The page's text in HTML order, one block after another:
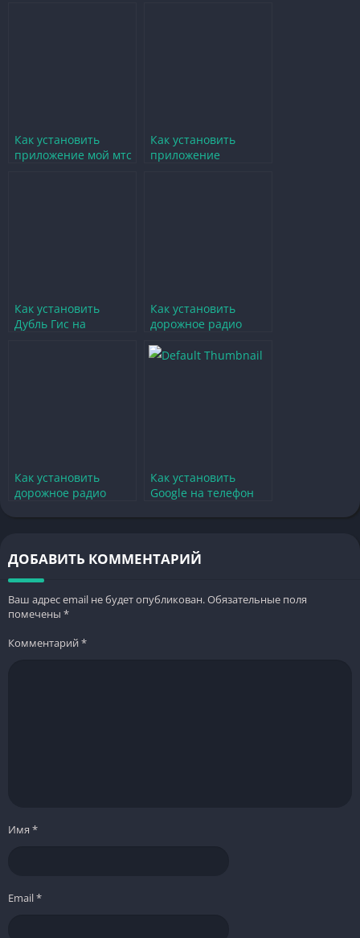
Как установить
приложение мой мтс
Как установить
приложение
Как установить
Дубль Гис на
Как установить
дорожное радио
регистрации на
Как установить
дорожное радио
Как установить
Google на телефон
ДОБАВИТЬ КОММЕНТАРИЙ
Ваш адрес email не будет опубликован.Обязательные поля
помечены *
Комментарий*
Имя *
Email*